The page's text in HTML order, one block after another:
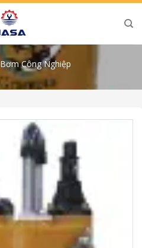
Bơm Công Nghiệp